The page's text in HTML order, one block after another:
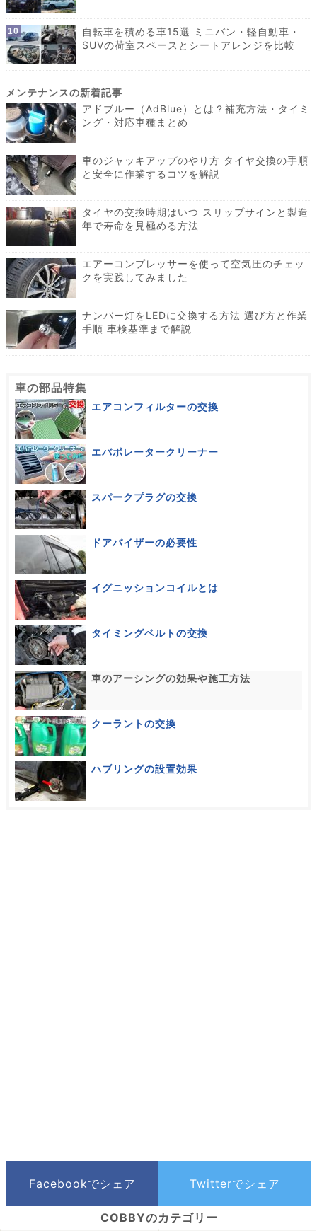
自転車を積める車15選 ミニバン・軽自動車・
SUVの荷室スペースとシートアレンジを比較
アドブルー（AdBlue）とは？補充方法・タイミ
ング・対応車種まとめ
車のジャッキアップのやり方 タイヤ交換の手順
と安全に作業するコツを解説
タイヤの交換時期はいつ スリップサインと製造
年で寿命を見極める方法
エアーコンプレッサーを使って空気圧のチェッ
クを実践してみました
ナンバー灯をLEDに交換する方法 選び方と作業
手順 車検基準まで解説
車の部品特集
エアコンフィルターの交換
エバポレータークリーナー
スパークプラグの交換
ドアバイザーの必要性
イグニッションコイルとは
タイミングベルトの交換
車のアーシングの効果や施工方法
クーラントの交換
ハブリングの設置効果